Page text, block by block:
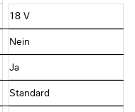
18 V
Nein
Ja
Standard